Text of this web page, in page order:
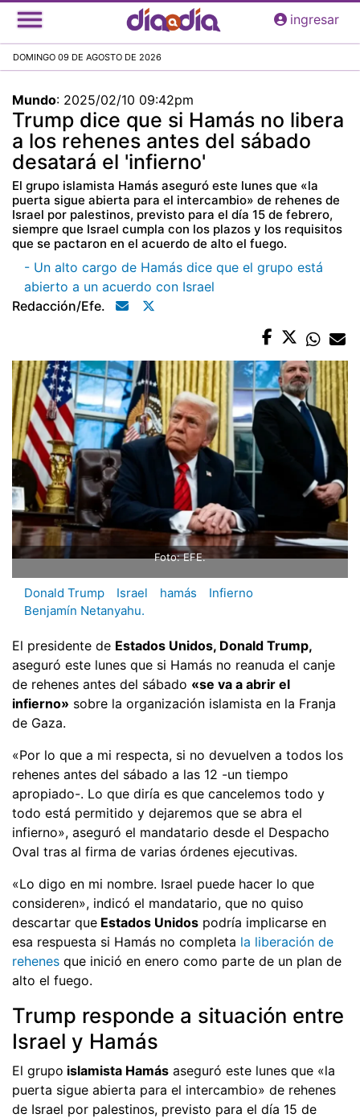
Pasar
al
principal
ingresar
DOMINGO 09 DE AGOSTO DE 2026
Mundo: 2025/02/10 09:42pm
Trump dice que si Hamás no libera
a los rehenes antes del sábado
desatará el 'infierno'
El grupo islamista Hamás aseguró este lunes que «la
puerta sigue abierta para el intercambio» de rehenes de
Israel por palestinos, previsto para el día 15 de febrero,
siempre que Israel cumpla con los plazos y los requisitos
que se pactaron en el acuerdo de alto el fuego.
- Un alto cargo de Hamás dice que el grupo está
abierto a un acuerdo con Israel
Redacción/efe.
Foto: EFE.
Donald Trump Israel hamás
Infierno
Benjamín Netanyahu.
El presidente de Estados Unidos, Donald Trump,
aseguró este lunes que si Hamás no reanuda el canje
de rehenes antes del sábado «se va a abrir el
infierno» sobre la organización islamista en la Franja
de Gaza.
«Por lo que a mi respecta, si no devuelven a todos los
rehenes antes del sábado a las 12 -un tiempo
apropiado-. Lo que diría es que cancelemos todo y
todo está permitido y dejaremos que se abra el
infierno», aseguró el mandatario desde el Despacho
Oval tras al firma de varias órdenes ejecutivas.
«Lo digo en mi nombre. Israel puede hacer lo que
consideren», indicó el mandatario, que no quiso
descartar que Estados Unidos podría implicarse en
esa respuesta si Hamás no completa la liberación de
rehenes que inició en enero como parte de un plan de
alto el fuego.
Trump responde a situación entre
Israel y Hamás
El grupo islamista Hamás aseguró este lunes que «la
puerta sigue abierta para el intercambio» de rehenes
de Israel por palestinos, previsto para el día 15 de